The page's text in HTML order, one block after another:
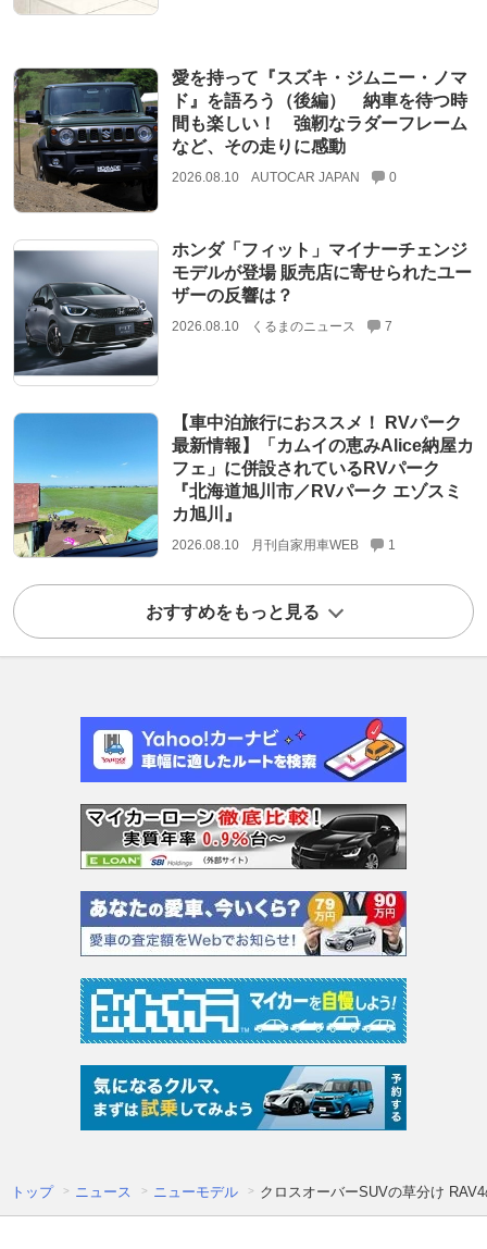
愛を持って『スズキ・ジムニー・ノマ
ド』を語ろう（後編） 納車を待つ時
間も楽しい！ 強靭なラダーフレーム
など、その走りに感動
2026.08.10 AUTOCAR JAPAN 0
ホンダ「フィット」マイナーチェンジ
モデルが登場 販売店に寄せられたユー
ザーの反響は？
2026.08.10 くるまのニュース 7
【車中泊旅行におススメ！ RVパーク
最新情報】「カムイの恵みAlice納屋カ
フェ」に併設されているRVパーク
『北海道旭川市／RVパーク エゾスミ
カ旭川』
2026.08.10 月刊自家用車WEB 1
おすすめをもっと見る
トップ ニュース ニューモデル クロスオーバーSUVの草分け